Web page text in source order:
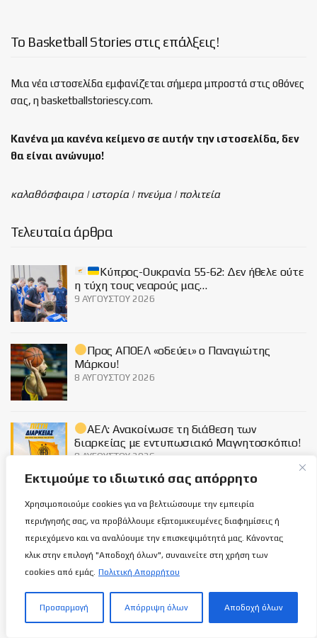
Εκτιμούμε το ιδιωτικό σας απόρρητο
Χρησιμοποιούμε cookies για να βελτιώσουμε την εμπειρία
περιήγησής σας, να προβάλλουμε εξατομικευμένες διαφημίσεις ή
περιεχόμενο και να αναλύουμε την επισκεψιμότητά μας. Κάνοντας
κλικ στην επιλογή "Αποδοχή όλων", συναινείτε στη χρήση των
cookies από εμάς. Πολιτική Απορρήτου
Προσαρμογή Απόρριψη όλων Αποδοχή όλων
Το Basketball Stories στις επάλξεις!
Μια νέα ιστοσελίδα εμφανίζεται σήμερα μπροστά στις οθόνες
σας, η basketballstoriescy.com.
Κανένα μα κανένα κείμενο σε αυτήν την ιστοσελίδα, δεν
θα είναι ανώνυμο!
καλαθόσφαιρα | ιστορία | πνεύμα | πολιτεία
Τελευταία άρθρα
Κύπρος-Ουκρανία 55-62: Δεν ήθελε ούτε
η τύχη τους νεαρούς μας…
9 ΑΥΓΟΎΣΤΟΥ 2026
Προς ΑΠΟΕΛ «οδεύει» ο Παναγιώτης
Μάρκου!
8 ΑΥΓΟΎΣΤΟΥ 2026
ΑΕΛ: Ανακοίνωσε τη διάθεση των
διαρκείας με εντυπωσιακό Μαγνητοσκόπιο!
8 ΑΥΓΟΎΣΤΟΥ 2026
Social
Σχετικά με εμάς